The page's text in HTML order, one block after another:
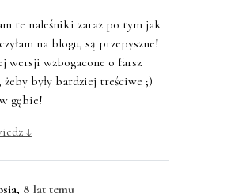
te naleśniki zaraz po tym jak
na blogu, są przepyszne!
wersji wzbogacone o farsz
żeby były bardziej treściwe ;)
gębie!
↓
, 8 lat temu